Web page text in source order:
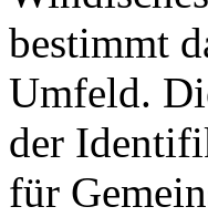
bestimmt
Umfeld.
der
für